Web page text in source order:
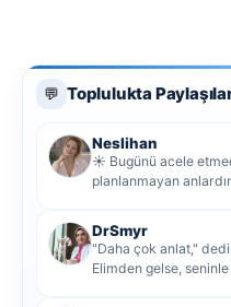
💬 Toplulukta
Neslihan
☀️ Bugünü acele
planlanmayan
DrSmyr
"Daha çok anlat,"
Elimden gelse,